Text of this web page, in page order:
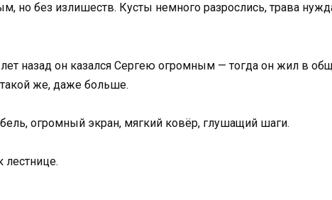
без излишеств. Кусты немного разрослись, трава
назад он казался Сергею огромным — тогда он жил в
же, даже больше.
огромный экран, мягкий ковёр, глушащий шаги.
лестнице.